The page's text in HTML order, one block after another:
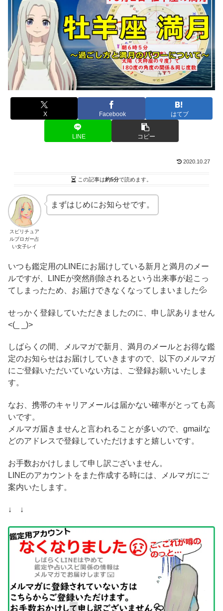
X Facebook はてブ
LINE コピー
2020.10.27
この記事は約5分で読めます。
スピリチュア
ルブロガー占
い女子レイ
まずはじめにお知らせです。
いつも鑑定用のLINEにお届けしている新月と満月のメー
ルですが、LINEが突然削除されるという出来事が起こっ
てしまったため、お届けできなくなってしまいました💦
せっかく登録していただきましたのに、申し訳ありません
<(_ _)>
しばらくの間、メルマガで新月、満月のメールとお得な鑑
定のお知らせはお届けしていきますので、以下のメルマガ
にご登録いただいていない方は、ご登録お願いいたしま
す。
なお、携帯のキャリアメールは届かない確率がとっても高
いです。
メルマガ届きませんと言われることが多いので、gmailな
どのアドレスで登録していただけますと嬉しいです。
お手数おかけしまして申し訳ございません。
LINEのアカウントをまた作成する時には、メルマガにご
案内いたします。
↓ ↓